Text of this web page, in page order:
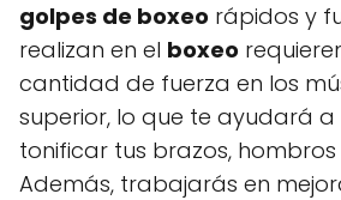
golpes de boxeo rápidos y
realizan en el boxeo
cantidad de fuerza en los
superior, lo que te ayudará
tonificar tus brazos,
Además, trabajarás en